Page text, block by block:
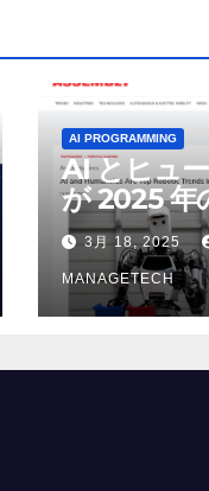
AI PROGRAMMING
AI とヒュ
が 2025 年
のトップ
ASSEMBLY
3月 18, 2025
MANAGETECH